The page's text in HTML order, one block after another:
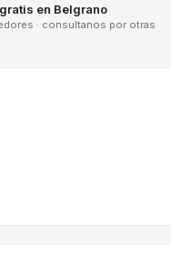
en Belgrano
· consultanos por otras